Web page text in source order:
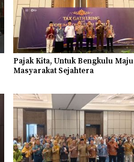
Pajak Kita, Untuk Bengkulu Maju
Masyarakat Sejahtera